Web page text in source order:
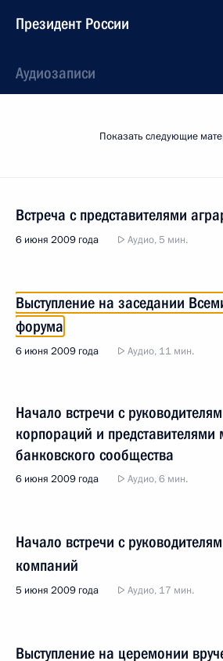
Президент России
Аудиозаписи
Показать следующие
Встреча с представителями
6 июня 2009 года Аудио, 5 мин.
Выступление на заседании
форума
6 июня 2009 года Аудио, 11 мин.
Начало встречи с
корпораций и представителями
банковского сообщества
6 июня 2009 года Аудио, 6 мин.
Начало встречи с
компаний
5 июня 2009 года Аудио, 17 мин.
Выступление на церемонии